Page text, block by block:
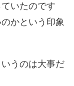
いたのです
かという印象
うのは大事だ